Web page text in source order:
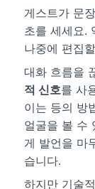
게스트가 문
초를 세세요.
나중에 편집
대화 흐름을
적 신호를 사
이는 등의 방
얼굴을 볼 수
게 발언을 마
습니다.
하지만 기술